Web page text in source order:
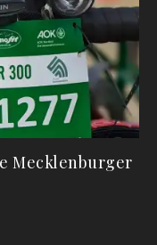
Mecklenburger